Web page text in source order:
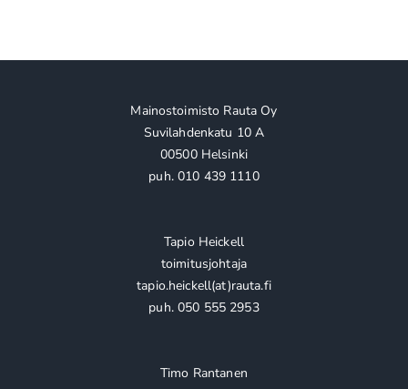
Mainostoimisto Rauta Oy
Suvilahdenkatu 10 A
00500 Helsinki
puh. 010 439 1110
Tapio Heickell
toimitusjohtaja
tapio.heickell(at)rauta.fi
puh. 050 555 2953
Timo Rantanen